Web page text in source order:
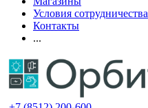
Условия сотрудничества
Контакты
...